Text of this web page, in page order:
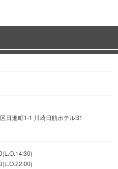
ど、様々な用途にご利用く
＿＿＿＿＿
お待ち致しております。
日進町1-1 川崎日航ホテルB1